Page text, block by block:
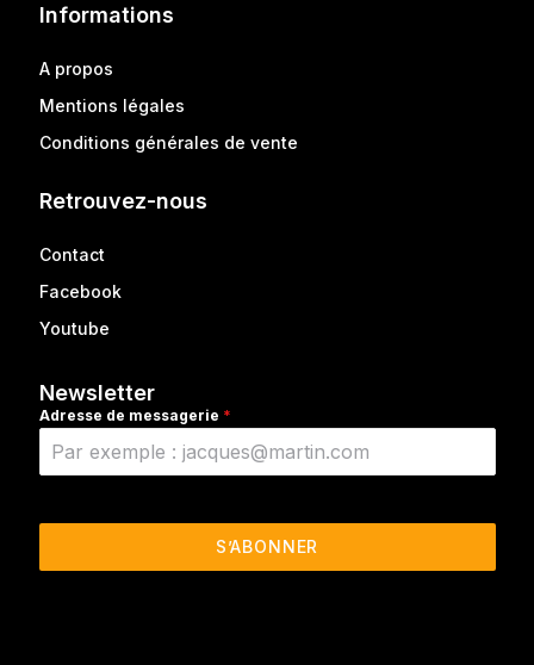
Informations
A propos
Mentions légales
Conditions générales de vente
Retrouvez-nous
Contact
Facebook
Youtube
Newsletter
Adresse de messagerie *
S’ABONNER